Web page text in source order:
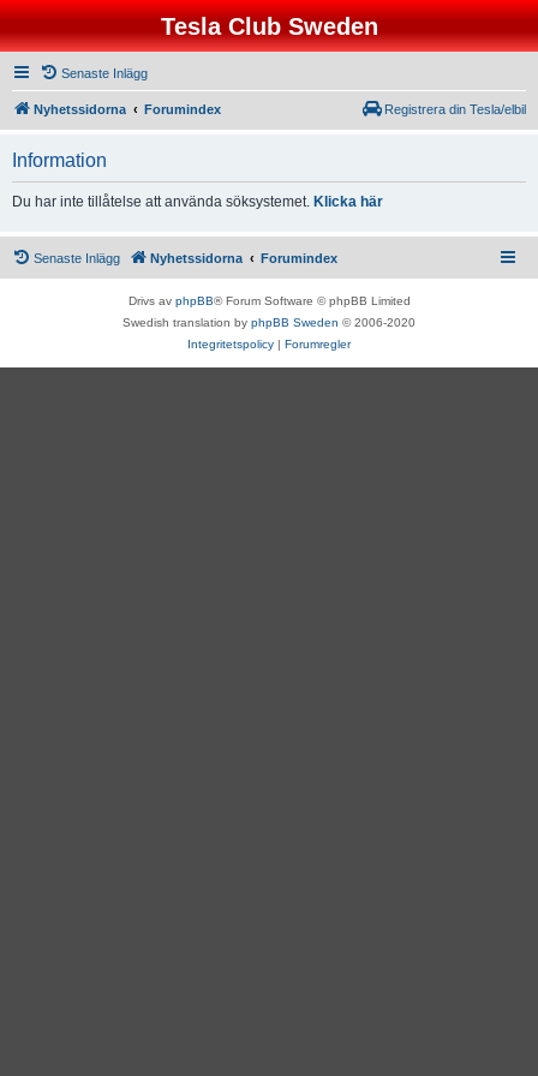
Tesla Club Sweden
Senaste Inlägg
Nyhetssidorna Forumindex Registrera din Tesla/elbil
Information
Du har inte tillåtelse att använda söksystemet. Klicka här
Senaste Inlägg Nyhetssidorna Forumindex
Drivs av phpBB® Forum Software © phpBB Limited
Swedish translation by phpBB Sweden © 2006-2020
Integritetspolicy | Forumregler